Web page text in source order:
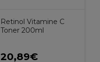
Retinol Vitamine C
Toner 200ml
20,89€